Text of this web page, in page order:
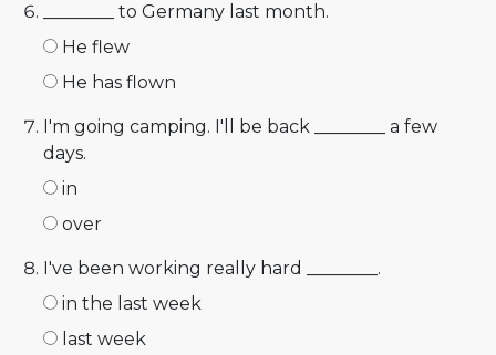
________ to Germany last month.
He flew
He has flown
I'm going camping. I'll be back ________ a few
days.
in
over
I've been working really hard ________.
in the last week
last week